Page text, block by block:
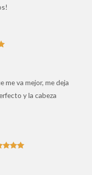
me va mejor, me deja
y la cabeza